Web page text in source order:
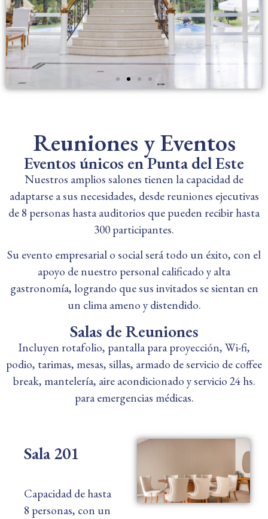
Reuniones y Eventos
Eventos únicos en Punta del Este
Nuestros amplios salones tienen la capacidad de
adaptarse a sus necesidades, desde reuniones ejecutivas
de 8 personas hasta auditorios que pueden recibir hasta
300 participantes.
Su evento empresarial o social será todo un éxito, con el
apoyo de nuestro personal calificado y alta
gastronomía, logrando que sus invitados se sientan en
un clima ameno y distendido.
Salas de Reuniones
Incluyen rotafolio, pantalla para proyección, Wi-fi,
podio, tarimas, mesas, sillas, armado de servicio de coffee
break, mantelería, aire acondicionado y servicio 24 hs.
para emergencias médicas.
Sala 201
Capacidad de hasta
8 personas, con un